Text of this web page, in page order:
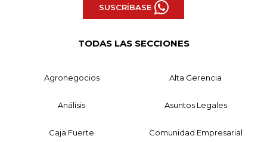
SUSCRÍBASE
TODAS LAS SECCIONES
Agronegocios Alta Gerencia
Análisis Asuntos Legales
Caja Fuerte Comunidad Empresarial